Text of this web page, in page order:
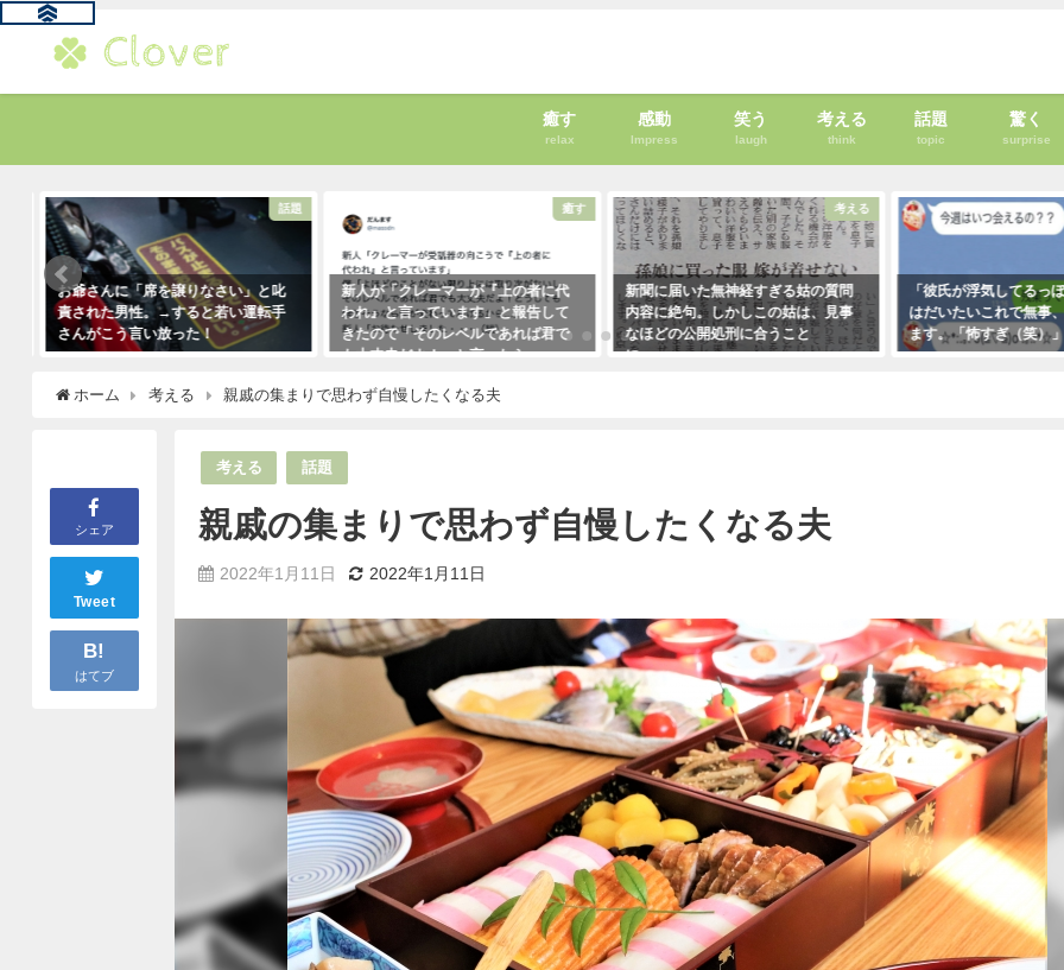
癒す
relax
感動
Impress
笑う
laugh
考える
think
話題
topic
驚く
surprise
話題
お爺さんに「席を譲りなさい」と叱
責された男性。→すると若い運転手
さんがこう言い放った！
癒す
新人が「クレーマーが『上の者に代
われ』と言っています」と報告して
きたので「そのレベルであれば君で
も大丈夫だよ！」と言ったら・・・
（笑）
考える
新聞に届いた無神経すぎる姑の質問
内容に絶句。しかしこの姑は、見事
なほどの公開処刑に合うこと
に・・・
「彼氏が浮気してるっぽ
はだいたいこれで無事、
ます。「怖すぎ（笑）」
ホーム 考える 親戚の集まりで思わず自慢したくなる夫
シェア
Tweet
B!
はてブ
考える 話題
親戚の集まりで思わず自慢したくなる夫
2022年1月11日 2022年1月11日